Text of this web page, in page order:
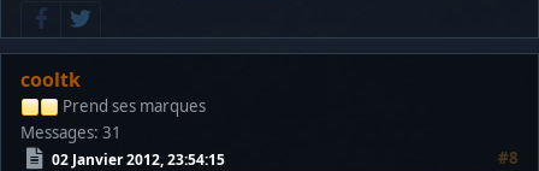
cooltk
Prend ses marques
Messages: 31
02 Janvier 2012, 23:54:15
#8